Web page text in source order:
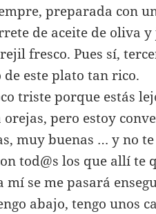
preparada con
de aceite de oliva
fresco. Pues sí,
este plato tan rico.
triste porque estás
pero estoy
muy buenas … y no
tod@s los que allí te
mí se me pasará
abajo, tengo unos